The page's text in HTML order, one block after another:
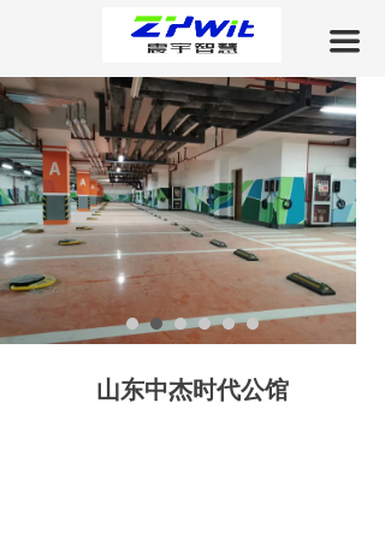
끀
产品中心
工程案例
新闻中心
下载中心
联系我们
山东中杰时代公馆